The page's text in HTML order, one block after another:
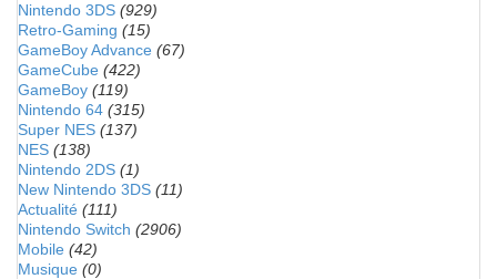
Nintendo 3DS (929)
Retro-Gaming (15)
GameBoy Advance (67)
GameCube (422)
GameBoy (119)
Nintendo 64 (315)
Super NES (137)
NES (138)
Nintendo 2DS (1)
New Nintendo 3DS (11)
Actualité (111)
Nintendo Switch (2906)
Mobile (42)
Musique (0)